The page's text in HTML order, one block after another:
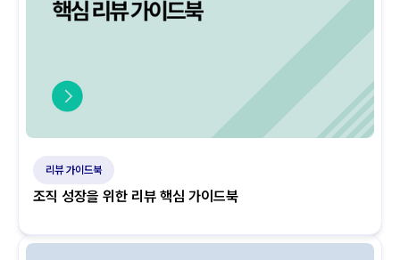
리뷰 가이드북
조직 성장을 위한 리뷰 핵심 가이드북